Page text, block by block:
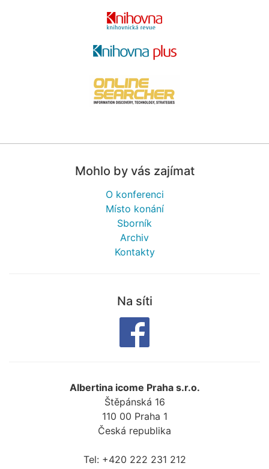
Mohlo by vás zajímat
O konferenci
Místo konání
Sborník
Archiv
Kontakty
Na síti
Albertina icome Praha s.r.o.
Štěpánská 16
110 00 Praha 1
Česká republika
Tel: +420 222 231 212